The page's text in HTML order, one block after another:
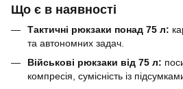
Що є в наявності
Тактичні рюкзаки понад 75 л:
та автономних задач.
Військові рюкзаки від 75 л:
компресія, сумісність із